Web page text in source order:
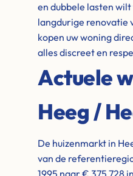
en dubbele lasten
langdurige renovatie
kopen uw woning
alles discreet en
Actuele
Heeg /
De huizenmarkt in
van de
1995 naar € 375,728